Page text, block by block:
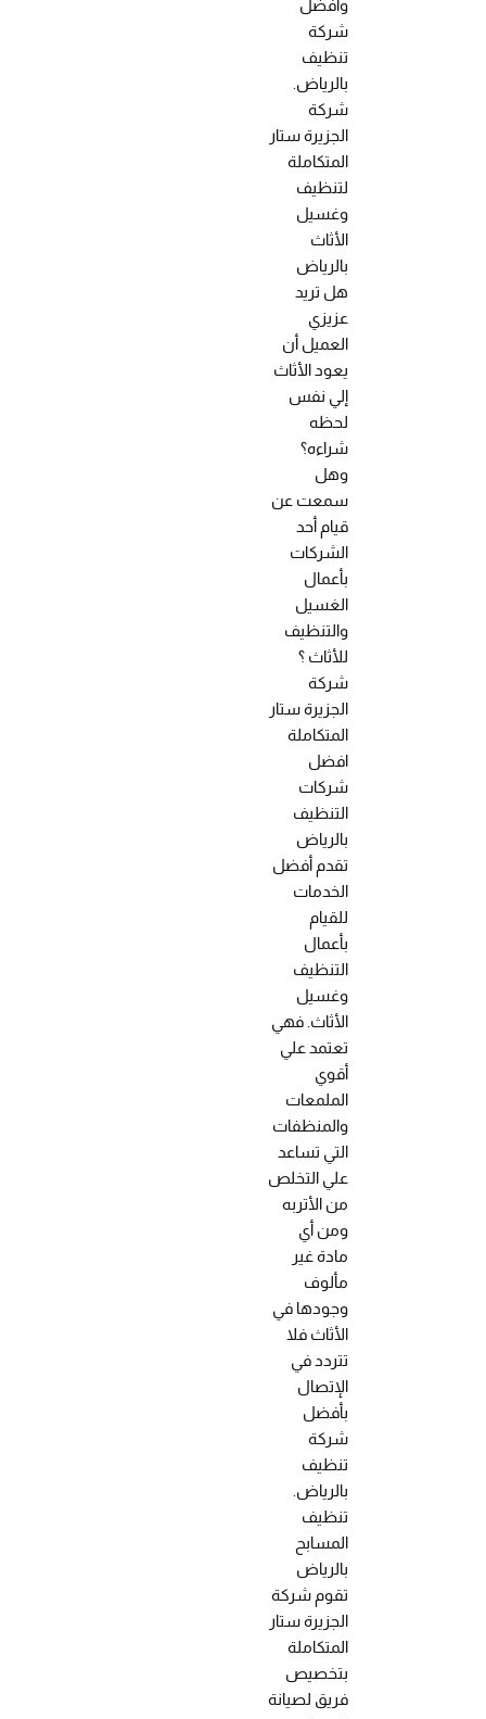
وأفضل
شركة
تنظيف
بالرياض.
شركة
الجزيرة ستار
المتكاملة
لتنظيف
وغسيل
الأثاث
بالرياض
هل تريد
عزيزي
العميل أن
يعود الأثاث
إلي نفس
لحظه
شراءه؟
وهل
سمعت عن
قيام أحد
الشركات
بأعمال
الغسيل
والتنظيف
للأثاث ؟
شركة
الجزيرة ستار
المتكاملة
افضل
شركات
التنظيف
بالرياض
تقدم أفضل
الخدمات
للقيام
بأعمال
التنظيف
وغسيل
الأثاث. فهي
تعتمد علي
أقوي
الملمعات
والمنظفات
التي تساعد
علي التخلص
من الأتربه
ومن أي
مادة غير
مألوف
وجودها في
الأثاث فلا
تتردد في
الإتصال
بأفضل
شركة
تنظيف
بالرياض.
تنظيف
المسابح
بالرياض
تقوم شركة
الجزيرة ستار
المتكاملة
بتخصيص
فريق لصيانة